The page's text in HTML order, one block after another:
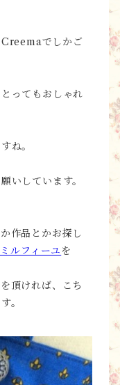
でしかご
ってもおしゃれ
ね。
いしています。
作品とかお探し
ルフィーユ を
頂ければ、こち
。